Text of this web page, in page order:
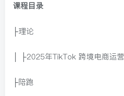
课程目录
├理论
│ ├2025年TikTok 跨境电商运
├陪跑